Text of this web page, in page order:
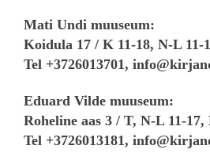
Mati Undi muuseum:
Koidula 17 / K 11-18, N-L 11-
Tel +3726013701,
Eduard Vilde muuseum:
Roheline aas 3 / T, N-L 11-17,
Tel +3726013181,